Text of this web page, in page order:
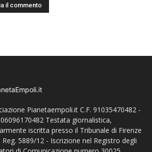
Pianetaempoli.it C.F. 91035470482 -
Testata giornalistica,
iscritta presso il Tribunale di Firenze
Reg. 5889/12 - Iscrizione nel Registro degli